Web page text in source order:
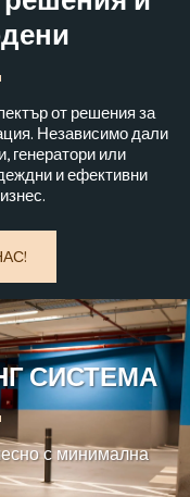
от решения за
Независимо дали
генератори или
и ефективни
СИСТЕМА
с минимална